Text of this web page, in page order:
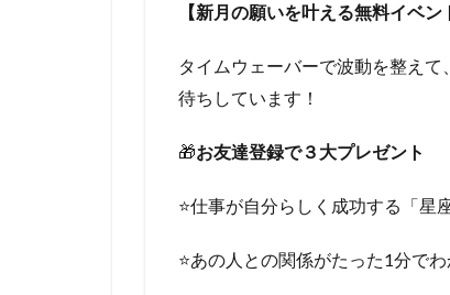
【新月の願いを叶える無料イベン
タイムウェーバーで波動を整え
待ちしています！
🎁お友達登録で３大プレゼント
⭐️仕事が自分らしく成功する「星
⭐️あの人との関係がたった1分で